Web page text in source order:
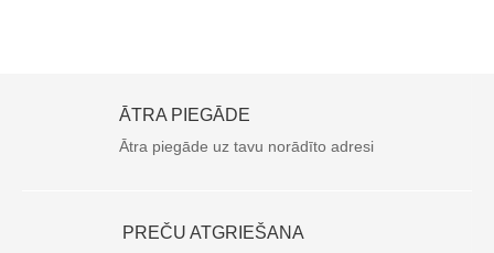
ĀTRA PIEGĀDE
Ātra piegāde uz tavu norādīto adresi
PREČU ATGRIEŠANA